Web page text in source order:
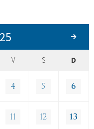
V S D
4 5 6
11 12 13